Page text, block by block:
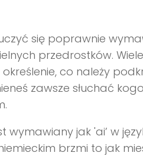
się poprawnie
przedrostków. Wiele
co należy
zawsze słuchać
wymawiany jak 'ai’ w
brzmi to jak